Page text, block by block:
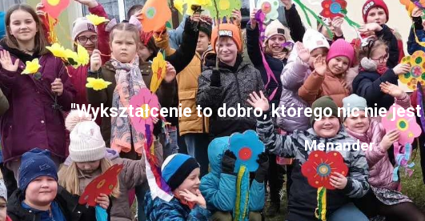
"Wykształcenie to dobro, którego nic nie
Menander